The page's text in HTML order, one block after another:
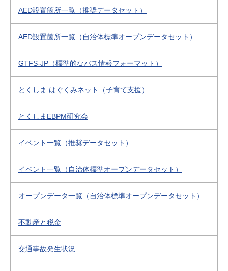
AED設置箇所一覧（推奨データセット）
AED設置箇所一覧（自治体標準オープンデータセット）
GTFS-JP（標準的なバス情報フォーマット）
とくしま はぐくみネット（子育て支援）
とくしまEBPM研究会
イベント一覧（推奨データセット）
イベント一覧（自治体標準オープンデータセット）
オープンデータ一覧（自治体標準オープンデータセット）
不動産と税金
交通事故発生状況